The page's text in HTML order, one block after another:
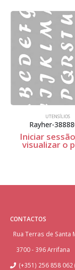
UTENSÍLIOS
Rayher-
Iniciar
visualizar o
CONTACTOS
Rua Terras de Santa
3700 - 396 Arrifana
(+351) 256 858